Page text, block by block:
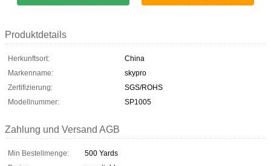
Produktdetails
Herkunftsort:
China
Markenname:
skypro
Zertifizierung:
SGS/ROHS
Modellnummer:
SP1005
Zahlung und Versand AGB
Min Bestellmenge:
500 Yards